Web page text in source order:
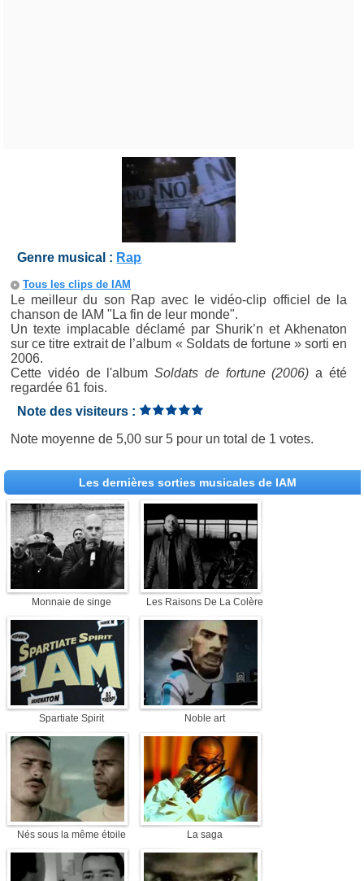
Genre musical : Rap
Tous les clips de IAM
Le meilleur du son Rap avec le vidéo-clip officiel de la
chanson de IAM "La fin de leur monde".
Un texte implacable déclamé par Shurik’n et Akhenaton
sur ce titre extrait de l’album « Soldats de fortune » sorti en
2006.
Cette vidéo de l'albumSoldats de fortune (2006) a été
regardée 61 fois.
Note des visiteurs :
Note moyenne de5,00 sur5 pour un total de 1 votes.
Les dernières sorties musicales de IAM
Monnaie de singe Les Raisons De La Colère
Spartiate Spirit Noble art
Nés sous la même étoile La saga